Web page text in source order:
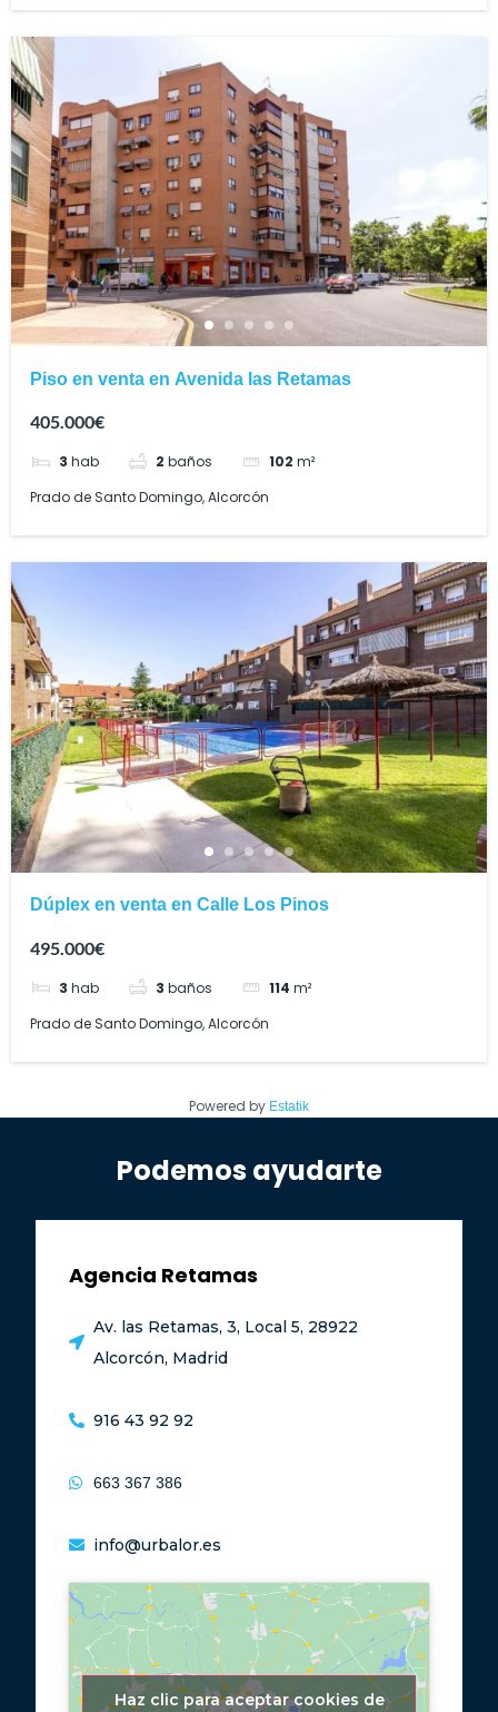
Piso en venta en Avenida las Retamas
405.000€
3 hab 2 baños 102 m²
Prado de Santo Domingo, Alcorcón
Dúplex en venta en Calle Los Pinos
495.000€
3 hab 3 baños 114 m²
Prado de Santo Domingo, Alcorcón
Powered by Estatik
Podemos ayudarte
Agencia Retamas
Av. las Retamas, 3, Local 5, 28922
Alcorcón, Madrid
916 43 92 92
663 367 386
info@urbalor.es
Haz clic para aceptar cookies de